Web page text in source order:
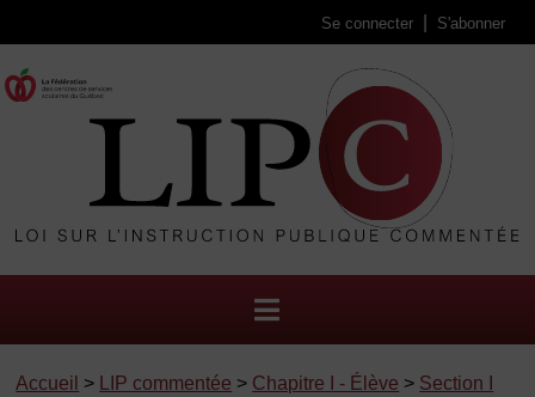
Se connecter S'abonner
Accueil > LIP commentée > Chapitre I - Élève > Section I